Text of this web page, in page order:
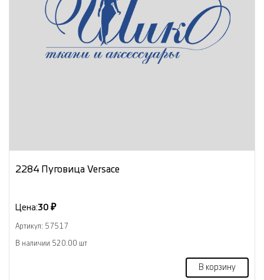
2284 Пуговица Versace
Цена:30 ₽
Артикул: 57517
В наличии 520.00 шт
В корзину